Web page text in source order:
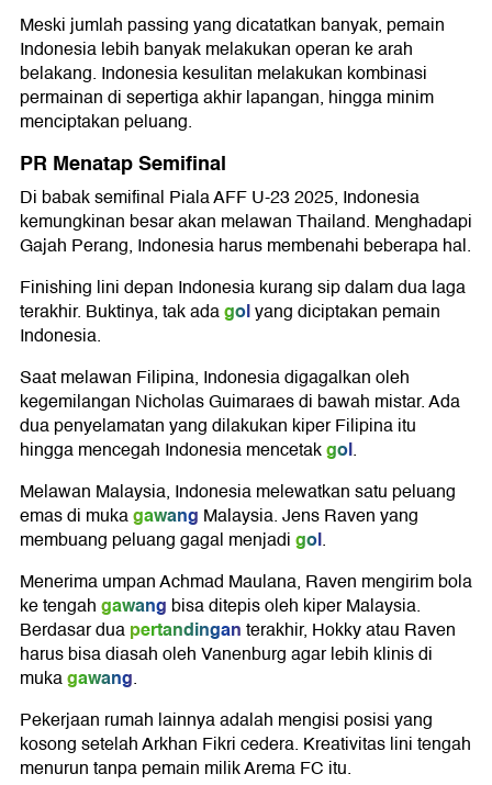
Meski jumlah passing yang dicatatkan banyak, pemain
Indonesia lebih banyak melakukan operan ke arah
belakang. Indonesia kesulitan melakukan kombinasi
permainan di sepertiga akhir lapangan, hingga minim
menciptakan peluang.
PR Menatap Semifinal
Di babak semifinal Piala AFF U-23 2025, Indonesia
kemungkinan besar akan melawan Thailand. Menghadapi
Gajah Perang, Indonesia harus membenahi beberapa hal.
Finishing lini depan Indonesia kurang sip dalam dua laga
terakhir. Buktinya, tak adagolyang diciptakan pemain
Indonesia.
Saat melawan Filipina, Indonesia digagalkan oleh
kegemilangan Nicholas Guimaraes di bawah mistar. Ada
dua penyelamatan yang dilakukan kiper Filipina itu
hingga mencegah Indonesia mencetakgol.
Melawan Malaysia, Indonesia melewatkan satu peluang
emas di mukagawang Malaysia. Jens Raven yang
membuang peluang gagal menjadigol.
Menerima umpan Achmad Maulana, Raven mengirim bola
ke tengahgawang bisa ditepis oleh kiper Malaysia.
Berdasar duapertandinganterakhir, Hokky atau Raven
harus bisa diasah oleh Vanenburg agar lebih klinis di
mukagawang.
Pekerjaan rumah lainnya adalah mengisi posisi yang
kosong setelah Arkhan Fikri cedera. Kreativitas lini tengah
menurun tanpa pemain milik Arema FC itu.